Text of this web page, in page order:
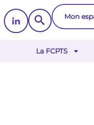
Mon
La FCPTS